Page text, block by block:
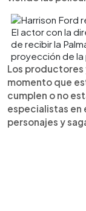
El actor con la
de recibir la
proyección de la
Los productores
momento que
cumplen o no
especialistas en
personajes y